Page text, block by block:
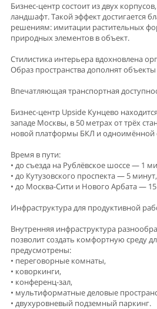
Бизнес-центр состоит из двух
ландшафт. Такой эффект достигается
решениям: имитации растительных
природных элементов в объект.
Стилистика интерьера вдохновлена
Образ пространства дополнят
Впечатляющая транспортная
Бизнес-центр Upside Кунцево
западе Москвы, в 50 метрах от трёх
новой платформы БКЛ и
Время в пути:
• до съезда на Рублёвское шоссе — 1
• до Кутузовского проспекта — 5 минут,
• до Москва-Сити и Нового Арбата —
Инфраструктура для продуктивной
Внутренняя инфраструктура
позволит создать комфортную среду
предусмотрены:
• переговорные комнаты,
• коворкинги,
• конференц-зал,
• мультиформатные деловые
• двухуровневый подземный паркинг.